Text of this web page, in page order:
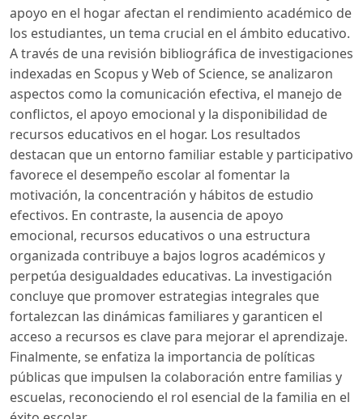
apoyo en el hogar afectan el rendimiento académico de
los estudiantes, un tema crucial en el ámbito educativo.
A través de una revisión bibliográfica de investigaciones
indexadas en Scopus y Web of Science, se analizaron
aspectos como la comunicación efectiva, el manejo de
conflictos, el apoyo emocional y la disponibilidad de
recursos educativos en el hogar. Los resultados
destacan que un entorno familiar estable y participativo
favorece el desempeño escolar al fomentar la
motivación, la concentración y hábitos de estudio
efectivos. En contraste, la ausencia de apoyo
emocional, recursos educativos o una estructura
organizada contribuye a bajos logros académicos y
perpetúa desigualdades educativas. La investigación
concluye que promover estrategias integrales que
fortalezcan las dinámicas familiares y garanticen el
acceso a recursos es clave para mejorar el aprendizaje.
Finalmente, se enfatiza la importancia de políticas
públicas que impulsen la colaboración entre familias y
escuelas, reconociendo el rol esencial de la familia en el